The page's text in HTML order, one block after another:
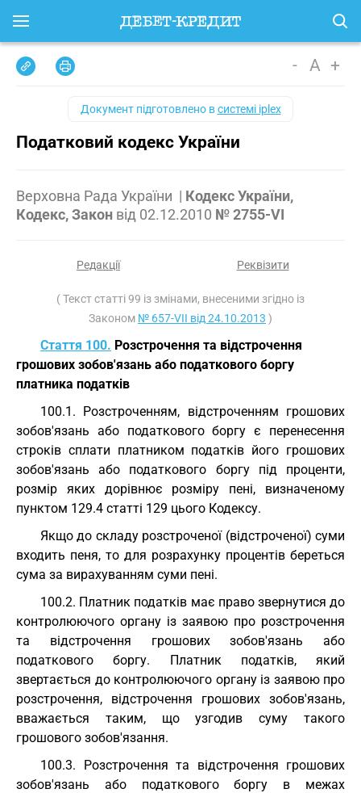
- A +
Документ підготовлено всистемі iplex
Податковий кодекс України
Верховна Рада України | Кодекс України,
Кодекс, Закон від 02.12.2010 № 2755-VI
Редакції Реквізити
( Текст статті 99 із змінами, внесеними згідно із
Законом № 657-VII від 24.10.2013 )
Стаття 100. Розстрочення та відстрочення
грошових зобов'язань або податкового боргу
платника податків
100.1. Розстроченням, відстроченням грошових
зобов'язань або податкового боргу є перенесення
строків сплати платником податків його грошових
зобов'язань або податкового боргу під проценти,
розмір яких дорівнює розміру пені, визначеному
пунктом 129.4 статті 129 цього Кодексу.
Якщо до складу розстроченої (відстроченої) суми
входить пеня, то для розрахунку процентів береться
сума за вирахуванням суми пені.
100.2. Платник податків має право звернутися до
контролюючого органу із заявою про розстрочення
та відстрочення грошових зобов'язань або
податкового боргу. Платник податків, який
звертається до контролюючого органу із заявою про
розстрочення, відстрочення грошових зобов'язань,
вважається таким, що узгодив суму такого
грошового зобов'язання.
100.3. Розстрочення та відстрочення грошових
зобов'язань або податкового боргу в межах